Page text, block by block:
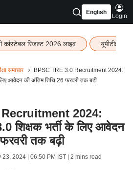
English
Login
कांस्टेबल रिजल्ट 2026 लाइव यूपीटीईटी
समाचार
BPSC TRE 3.0 Recruitment 2024:
आवेदन की अंतिम तिथि 26 फरवरी तक बढ़ी
2024:
शिक्षक भर्ती के लिए आवेदन
तक बढ़ी
23, 2024 | 06:50 PM IST| 2 mins read